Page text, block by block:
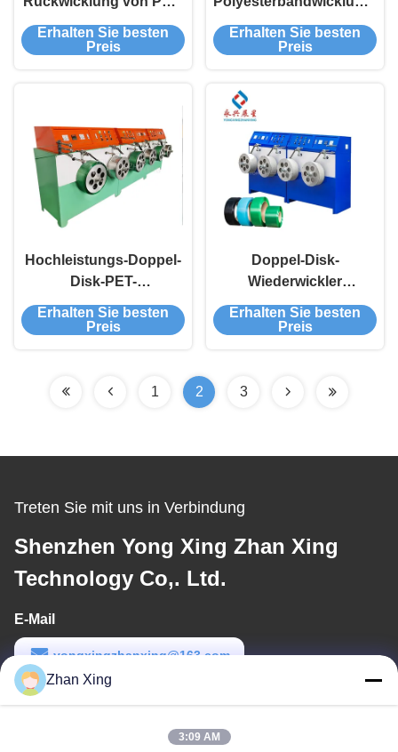
Gürteln mit 400 mm
Innendurchmesser für
Erhalten Sie besten
Preis
für 9-32 mm Breite und
10-70 kg
Erhalten Sie besten
Preis
Hochleistungs-Doppel-
Disk-PET-
Verpackungsband
Wickelmaschine
Erhalten Sie besten
Preis
Doppel-Disk-
Wiederwickler
Kunststoff-PET-
Streifenband
Erhalten Sie besten
Preis
1 2 3
Treten Sie mit uns in Verbindung
Shenzhen Yong Xing Zhan Xing
Technology Co,. Ltd.
E-Mail
yongxingzhanxing@163.com
Arbeitszeit
Zhan Xing
3:09 AM